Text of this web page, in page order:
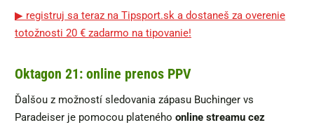
▶ registruj sa teraz na Tipsport.sk a dostaneš za overenie
totožnosti 20 € zadarmo na tipovanie!
Oktagon 21: online prenos PPV
Ďalšou z možností sledovania zápasu Buchinger vs
Paradeiser je pomocou plateného online streamu cez